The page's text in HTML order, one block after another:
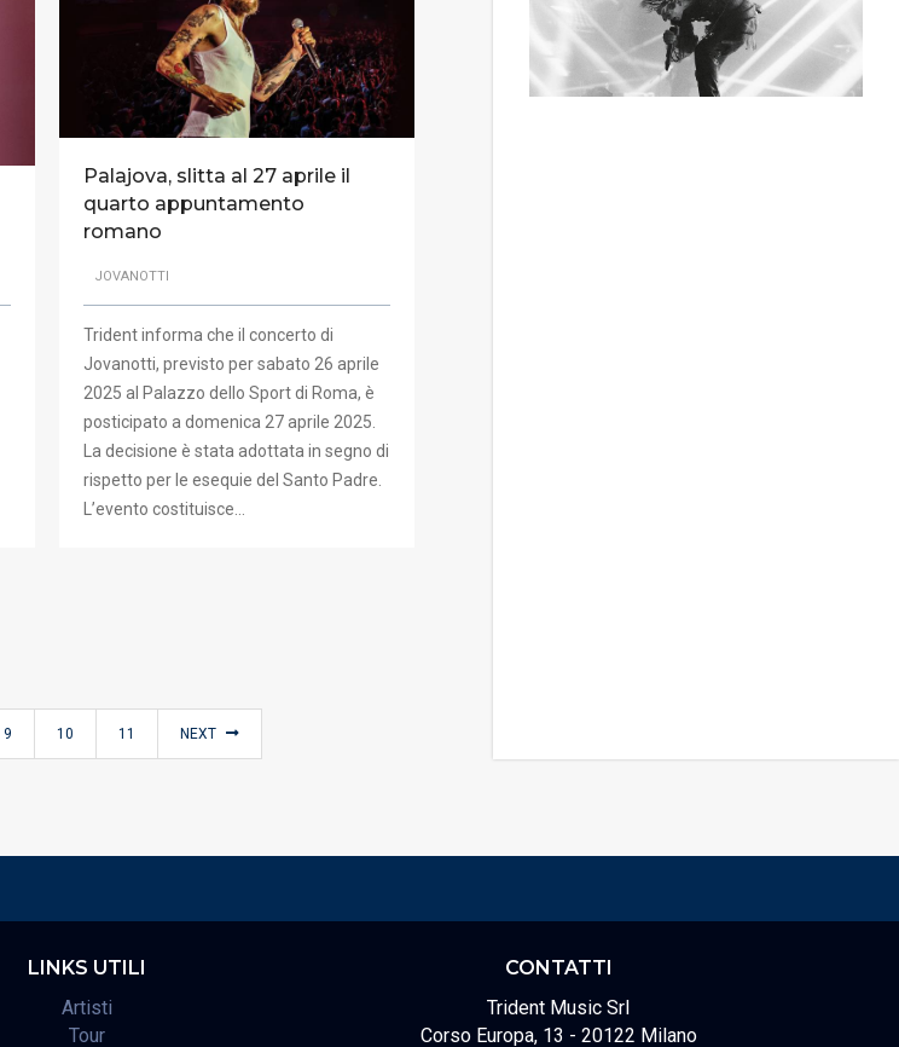
Palajova, slitta al 27 aprile il
quarto appuntamento
romano
JOVANOTTI
Trident informa che il concerto di
Jovanotti, previsto per sabato 26 aprile
2025 al Palazzo dello Sport di Roma, è
posticipato a domenica 27 aprile 2025.
La decisione è stata adottata in segno di
rispetto per le esequie del Santo Padre.
L’evento costituisce…
9 10 11 NEXT
LINKS UTILI
Artisti
Tour
CONTATTI
Trident Music Srl
Corso Europa, 13 - 20122 Milano